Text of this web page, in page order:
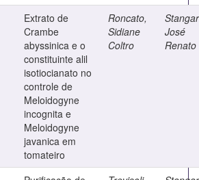
Extrato de
Crambe
abyssinica e o
constituinte alil
isotiocianato no
controle de
Meloidogyne
incognita e
Meloidogyne
javanica em
tomateiro
Roncato,
Sidiane
Coltro
José
Renato